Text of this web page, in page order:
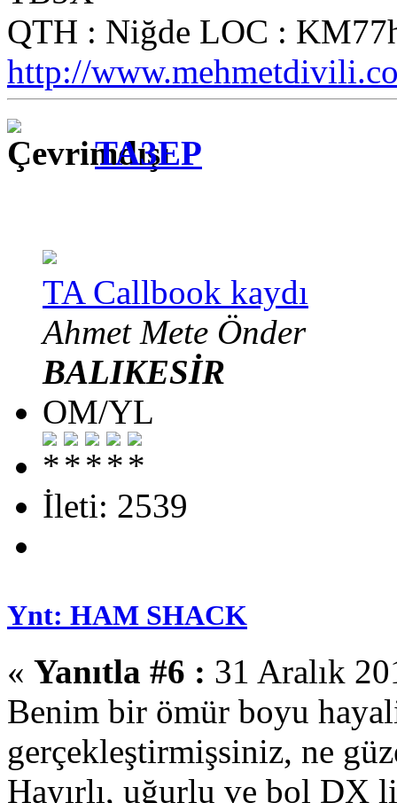
QTH : Niğde LOC :
http://
TA3EP
TA Callbook kaydı
Ahmet Mete Önder
BALIKESİR
OM/YL
İleti: 2539
Ynt: HAM SHACK
« Yanıtla #6 : 31 Aralık
Benim bir ömür boyu
gerçekleştirmişsiniz, ne
Hayırlı, uğurlu ve bol DX